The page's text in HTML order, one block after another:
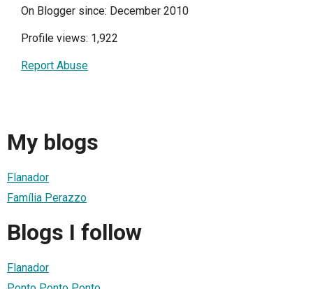
On Blogger since: December 2010
Profile views: 1,922
Report Abuse
My blogs
Flanador
Família Perazzo
Blogs I follow
Flanador